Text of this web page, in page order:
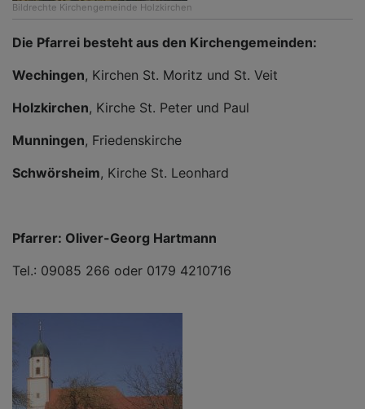
Bildrechte Kirchengemeinde Holzkirchen
Die Pfarrei besteht aus den Kirchengemeinden:
Wechingen, Kirchen St. Moritz und St. Veit
Holzkirchen, Kirche St. Peter und Paul
Munningen, Friedenskirche
Schwörsheim, Kirche St. Leonhard
Pfarrer: Oliver-Georg Hartmann
Tel.: 09085 266 oder 0179 4210716